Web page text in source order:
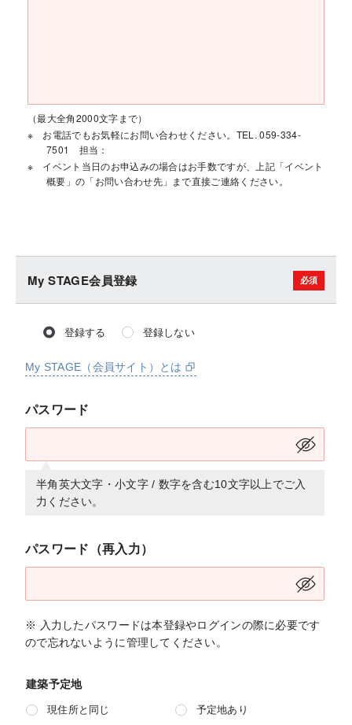
（最大全角2000文字まで）
お電話でもお気軽にお問い合わせください。TEL. 059-334-
7501 担当：
イベント当日のお申込みの場合はお手数ですが、上記「イベント
概要」の「お問い合わせ先」まで直接ご連絡ください。
My STAGE会員登録
登録する 登録しない
My STAGE（会員サイト）とは
パスワード
半角英大文字・小文字 / 数字を含む10文字以上でご入
力ください。
パスワード（再入力）
※ 入力したパスワードは本登録やログインの際に必要です
ので忘れないように管理してください。
建築予定地
現住所と同じ 予定地あり